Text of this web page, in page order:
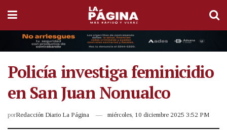
Policía investiga feminicidio
en San Juan Nonualco
porRedacción Diario La Página miércoles, 10 diciembre 2025 3:52 PM